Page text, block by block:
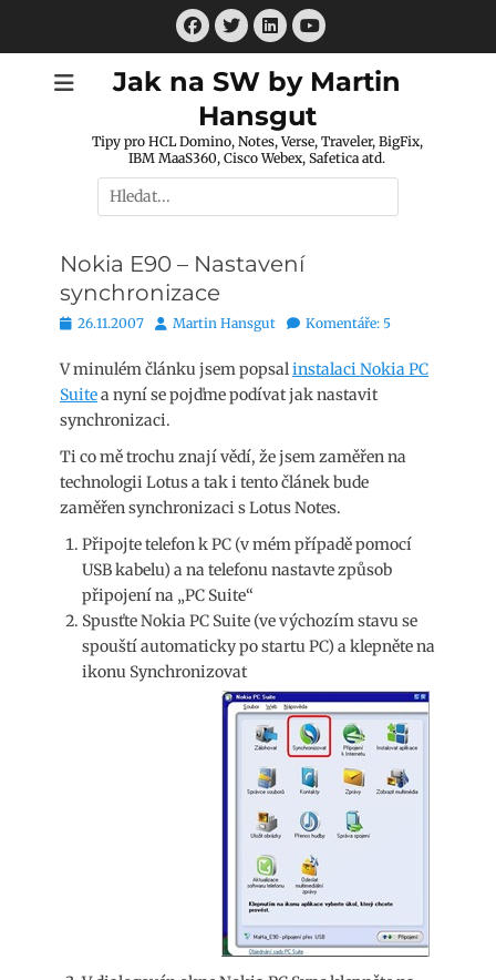
Facebook
Twitter
LinkedIn
Youtube
Jak na SW by Martin
Hansgut
Tipy pro HCL Domino, Notes, Verse, Traveler, BigFix,
IBM MaaS360, Cisco Webex, Safetica atd.
Hledat:
Nokia E90 – Nastavení
synchronizace
Publikováno
26.11.2007 AutorMartin Hansgut Komentáře: 5
V minulém článku jsem popsalinstalaci Nokia PC
Suitea nyní se pojďme podívat jak nastavit
synchronizaci.
Ti co mě trochu znají vědí, že jsem zaměřen na
technologii Lotus a tak i tento článek bude
zaměřen synchronizaci s Lotus Notes.
Připojte telefon k PC (v mém případě pomocí
USB kabelu) a na telefonu nastavte způsob
připojení na „PC Suite“
Spusťte Nokia PC Suite (ve výchozím stavu se
spouští automaticky po startu PC) a klepněte na
ikonu Synchronizovat